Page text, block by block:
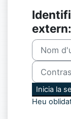
extern:
Nom
Inicia la
Heu